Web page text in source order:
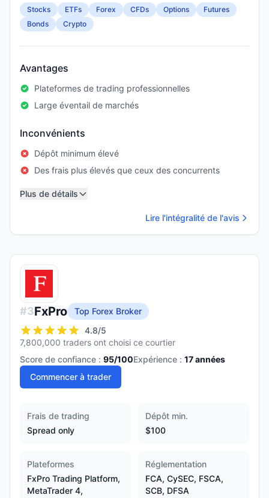
Stocks ETFs Forex CFDs Options
Futures
Bonds
Crypto
Avantages
Plateformes de trading professionnelles
Large éventail de marchés
Inconvénients
Dépôt minimum élevé
Des frais plus élevés que ceux des concurrents
Plus de détails
Lire l'intégralité de l'avis
#3FxPro
Top Forex Broker
4.8/5
7,800,000 traders ont choisi ce courtier
Score de confiance : 95/100Expérience : 17années
Commencer à trader
Frais de trading
Spread only
Dépôt min.
$100
Plateformes
FxPro Trading Platform,
MetaTrader 4,
Réglementation
FCA, CySEC, FSCA,
SCB, DFSA